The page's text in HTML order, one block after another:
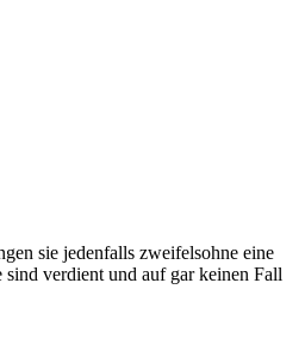
sie jedenfalls zweifelsohne eine
verdient und auf gar keinen Fall